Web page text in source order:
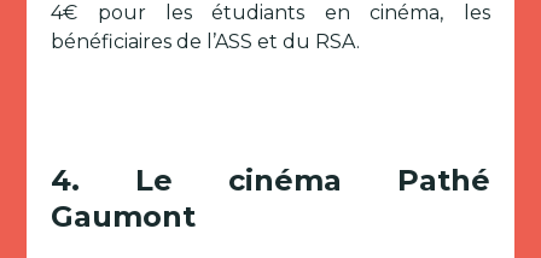
4€ pour les étudiants en cinéma, les
bénéficiaires de l’ASS et du RSA.
4. Le cinéma Pathé
Gaumont